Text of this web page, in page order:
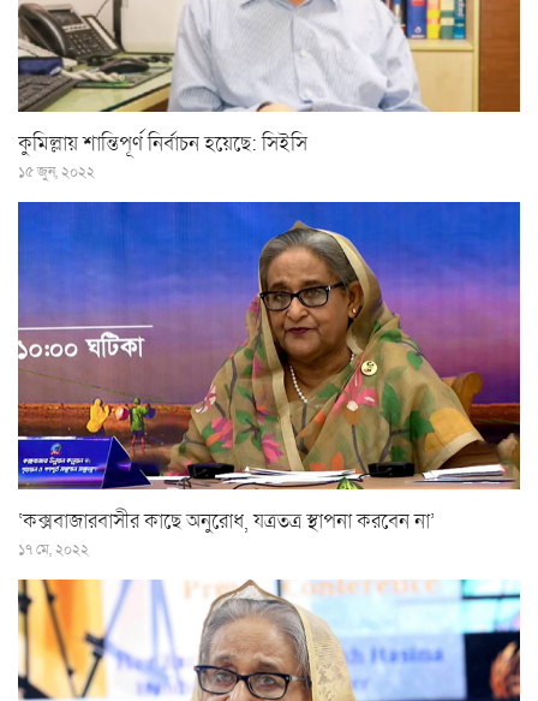
কুমিল্লায় শান্তিপূর্ণ নির্বাচন হয়েছে: সিইসি
১৫ জুন, ২০২২
‘কক্সবাজারবাসীর কাছে অনুরোধ, যত্রতত্র স্থাপনা করবেন না’
১৭ মে, ২০২২